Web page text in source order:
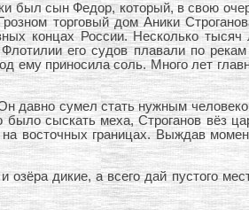
был сын Федор, который, в свою
торговый дом Аники
концах России. Несколько
его судов плавали по
ему приносила соль. Много лет
давно сумел стать нужным
сыскать меха, Строганов вёз
восточных границах. Выждав
дикие, а всего дай пустого